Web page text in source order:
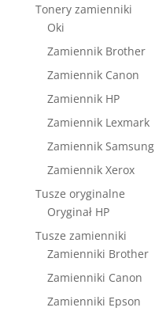
Tonery zamienniki
Oki
Zamiennik Brother
Zamiennik Canon
Zamiennik HP
Zamiennik Lexmark
Zamiennik Samsung
Zamiennik Xerox
Tusze oryginalne
Oryginał HP
Tusze zamienniki
Zamienniki Brother
Zamienniki Canon
Zamienniki Epson